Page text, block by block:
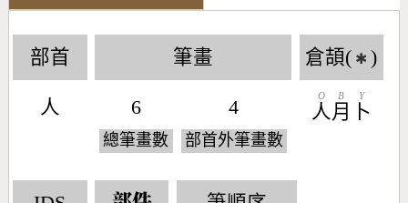
部首
人
筆畫
6
總筆畫數
4
部首外筆畫數
倉頡( ✱ )
人
O
月
B
卜
Y